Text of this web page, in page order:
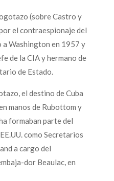
(sobre Castro y
el contraespionaje del
Washington en 1957 y
de la CIA y hermano de
de Estado.
el destino de Cuba
manos de Rubottom y
formaban parte del
como Secretarios
a cargo del
dor Beaulac, en